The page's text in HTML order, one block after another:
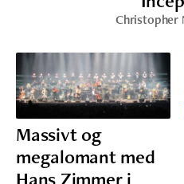
Christopher
Massivt og
megalomant med